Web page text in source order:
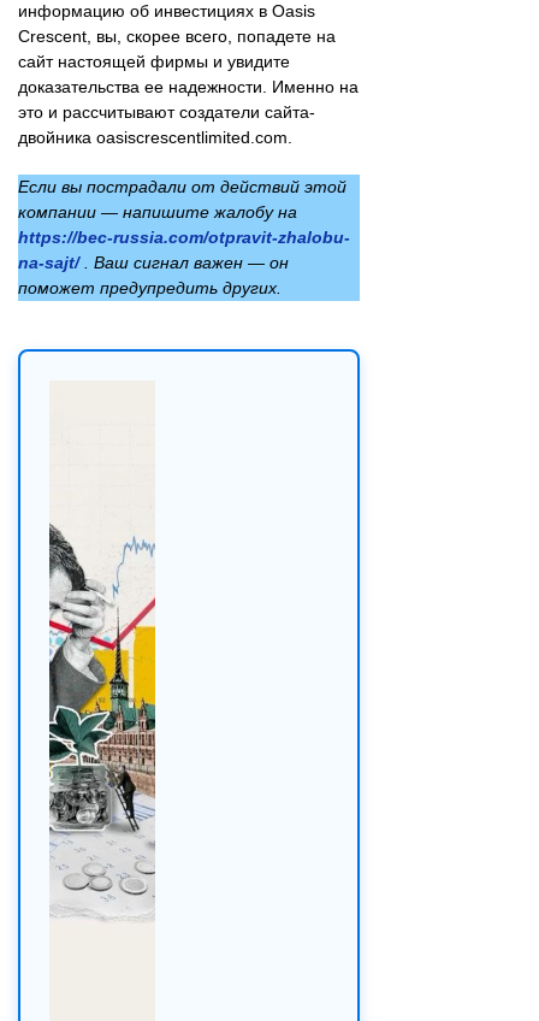
информацию об инвестициях в Oasis
Crescent, вы, скорее всего, попадете на
сайт настоящей фирмы и увидите
доказательства ее надежности. Именно на
это и рассчитывают создатели сайта-
двойника oasiscrescentlimited.com.
Если вы пострадали от действий этой
компании — напишите жалобу на
https://bec-russia.com/otpravit-zhalobu-
na-sajt/. Ваш сигнал важен — он
поможет предупредить других.